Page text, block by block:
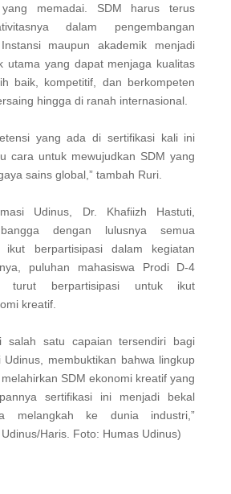
memadai. SDM harus terus
dalam pengembangan
maupun akademik menjadi
utama yang dapat menjaga kualitas
baik, kompetitif, dan berkompeten
hingga di ranah internasional.
yang ada di sertifikasi kali ini
cara untuk mewujudkan SDM yang
sains global,” tambah Ruri.
Udinus, Dr. Khafiizh Hastuti,
dengan lulusnya semua
ikut berpartisipasi dalam kegiatan
puluhan mahasiswa Prodi D-4
turut berpartisipasi untuk ikut
kreatif.
salah satu capaian tersendiri bagi
Udinus, membuktikan bahwa lingkup
SDM ekonomi kreatif yang
sertifikasi ini menjadi bekal
melangkah ke dunia industri,”
Haris. Foto: Humas Udinus)